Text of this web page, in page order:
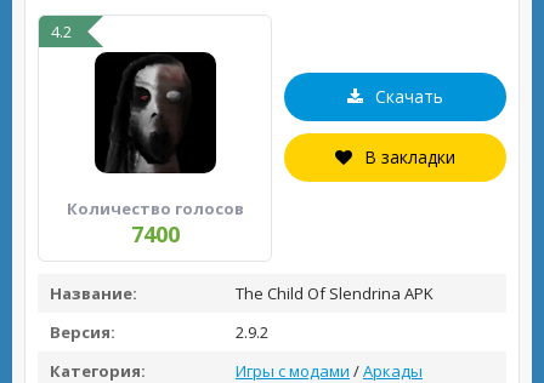
4.2
Количество голосов
7400
Скачать
В закладки
Название:
The Child Of Slendrina APK
Версия:
2.9.2
Категория:
Игры с модами /Аркады